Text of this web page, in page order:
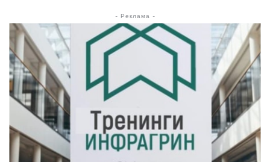
- Реклама -